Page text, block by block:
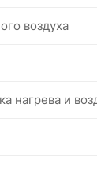
воздуха
нагрева и